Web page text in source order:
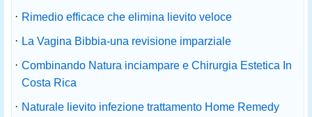
· Rimedio efficace che elimina lievito veloce
· La Vagina Bibbia-una revisione imparziale
· Combinando Natura inciampare e Chirurgia Estetica In
Costa Rica
· Naturale lievito infezione trattamento Home Remedy